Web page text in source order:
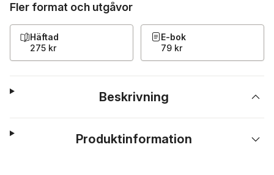
Fler format och utgåvor
Häftad
275 kr
E-bok
79 kr
Beskrivning
Produktinformation